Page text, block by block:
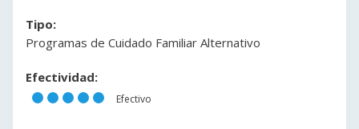
Tipo:
Programas de Cuidado Familiar Alternativo
Efectividad:
Efectivo